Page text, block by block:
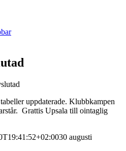
uppdaterade. Klubbkampen
Grattis Upsala till ointaglig
30 augusti